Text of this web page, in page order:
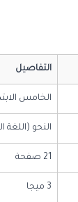
التفاصيل
الخامس
النحو (اللغة
21 صفحة
3 ميجا